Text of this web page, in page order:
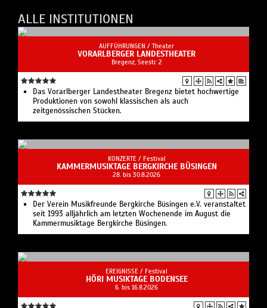
ALLE INSTITUTIONEN
AUFFÜHRUNGEN / Theater
VORARLBERGER LANDESTHEATER
Bregenz, Seestr. 2
Das Vorarlberger Landestheater Bregenz bietet hochwertige
Produktionen von sowohl klassischen als auch
zeitgenössischen Stücken.
KONZERTE / Festival
KAMMERMUSIKTAGE BERGKIRCHE BÜSINGEN
28. bis 30.8.2026
Der Verein Musikfreunde Bergkirche Büsingen e.V. veranstaltet
seit 1993 alljährlich am letzten Wochenende im August die
Kammermusiktage Bergkirche Büsingen.
EREIGNISSE / Festival
HÖRI MUSIKTAGE BODENSEE
6. bis 16.8.2026